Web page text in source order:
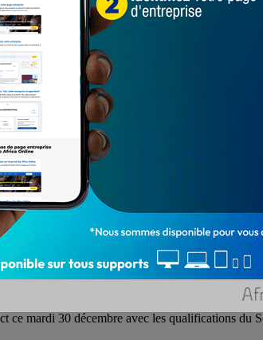
mardi 30 décembre avec les qualifications du